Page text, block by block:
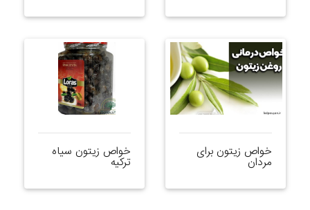
خواص زیتون برای
مردان
خواص زیتون سیاه
ترکیه